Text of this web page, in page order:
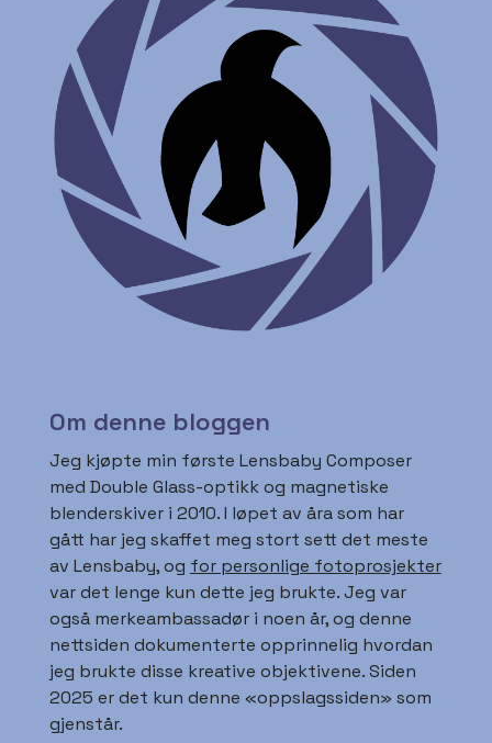
Om denne bloggen
Jeg kjøpte min første Lensbaby Composer
med Double Glass-optikk og magnetiske
blenderskiver i 2010. I løpet av åra som har
gått har jeg skaffet meg stort sett det meste
av Lensbaby, og for personlige fotoprosjekter
var det lenge kun dette jeg brukte. Jeg var
også merkeambassadør i noen år, og denne
nettsiden dokumenterte opprinnelig hvordan
jeg brukte disse kreative objektivene. Siden
2025 er det kun denne «oppslagssiden» som
gjenstår.